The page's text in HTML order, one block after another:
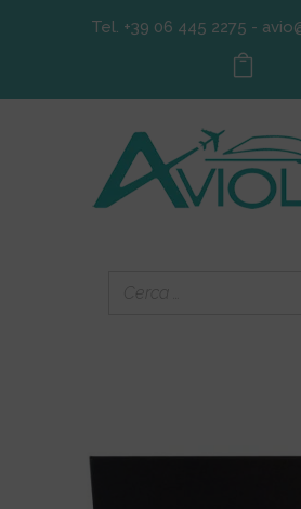
Tel. +39 06 445 2275 -